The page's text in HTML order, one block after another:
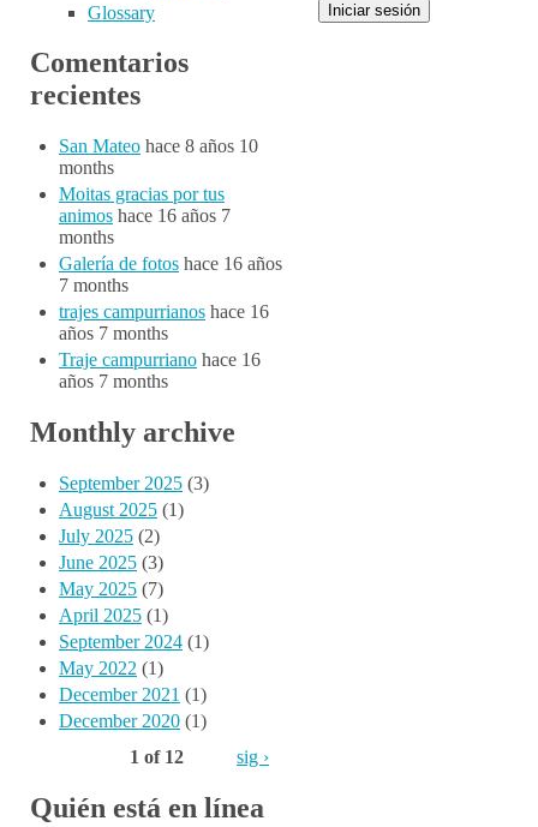
Glossary
Comentarios
recientes
San Mateo hace 8 años 10
months
Moitas gracias por tus
animos hace 16 años 7
months
Galería de fotos hace 16 años
7 months
trajes campurrianos hace 16
años 7 months
Traje campurriano hace 16
años 7 months
Monthly archive
September 2025 (3)
August 2025 (1)
July 2025 (2)
June 2025 (3)
May 2025 (7)
April 2025 (1)
September 2024 (1)
May 2022 (1)
December 2021 (1)
December 2020 (1)
1 of 12
sig ›
Quién está en línea